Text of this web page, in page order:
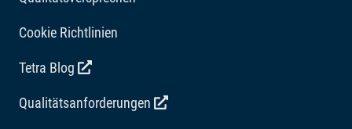
kombinieren möchten.
Cookie Richtlinien
Tetra Blog
Qualitätsanforderungen